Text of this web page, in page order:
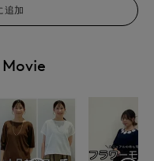
追加